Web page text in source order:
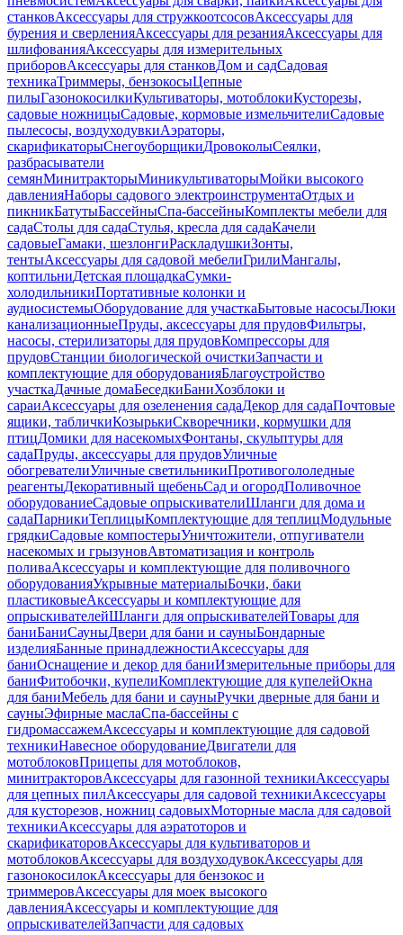
станковАксессуары для стружкоотсосовАксессуары для
бурения и сверленияАксессуары для резанияАксессуары для
шлифованияАксессуары для измерительных
приборовАксессуары для станковДом и садСадовая
техникаТриммеры, бензокосыЦепные
пилыГазонокосилкиКультиваторы, мотоблокиКусторезы,
садовые ножницыСадовые, кормовые измельчителиСадовые
пылесосы, воздуходувкиАэраторы,
скарификаторыСнегоуборщикиДровоколыСеялки,
разбрасыватели
семянМинитракторыМиникультиваторыМойки высокого
давленияНаборы садового электроинструментаОтдых и
пикникБатутыБассейныСпа-бассейныКомплекты мебели для
садаСтолы для садаСтулья, кресла для садаКачели
садовыеГамаки, шезлонгиРаскладушкиЗонты,
тентыАксессуары для садовой мебелиГрилиМангалы,
коптильниДетская площадкаСумки-
холодильникиПортативные колонки и
аудиосистемыОборудование для участкаБытовые насосыЛюки
канализационныеПруды, аксессуары для прудовФильтры,
насосы, стерилизаторы для прудовКомпрессоры для
прудовСтанции биологической очисткиЗапчасти и
комплектующие для оборудованияБлагоустройство
участкаДачные домаБеседкиБаниХозблоки и
сараиАксессуары для озеленения садаДекор для садаПочтовые
ящики, табличкиКозырькиСкворечники, кормушки для
птицДомики для насекомыхФонтаны, скульптуры для
садаПруды, аксессуары для прудовУличные
обогревателиУличные светильникиПротивогололедные
реагентыДекоративный щебеньСад и огородПоливочное
оборудованиеСадовые опрыскивателиШланги для дома и
садаПарникиТеплицыКомплектующие для теплицМодульные
грядкиСадовые компостерыУничтожители, отпугиватели
насекомых и грызуновАвтоматизация и контроль
поливаАксессуары и комплектующие для поливочного
оборудованияУкрывные материалыБочки, баки
пластиковыеАксессуары и комплектующие для
опрыскивателейШланги для опрыскивателейТовары для
баниБаниСауныДвери для бани и сауныБондарные
изделияБанные принадлежностиАксессуары для
баниОснащение и декор для баниИзмерительные приборы для
баниФитобочки, купелиКомплектующие для купелейОкна
для баниМебель для бани и сауныРучки дверные для бани и
сауныЭфирные маслаСпа-бассейны с
гидромассажемАксессуары и комплектующие для садовой
техникиНавесное оборудованиеДвигатели для
мотоблоковПрицепы для мотоблоков,
минитракторовАксессуары для газонной техникиАксессуары
для цепных пилАксессуары для садовой техникиАксессуары
для кусторезов, ножниц садовыхМоторные масла для садовой
техникиАксессуары для аэратоторов и
скарификаторовАксессуары для культиваторов и
мотоблоковАксессуары для воздуходувокАксессуары для
газонокосилокАксессуары для бензокос и
триммеровАксессуары для моек высокого
давленияАксессуары и комплектующие для
опрыскивателейЗапчасти для садовых